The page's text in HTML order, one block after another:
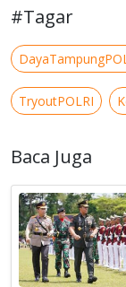
#Tagar
TryoutPOLRI
Baca Juga